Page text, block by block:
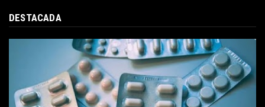
DESTACADA